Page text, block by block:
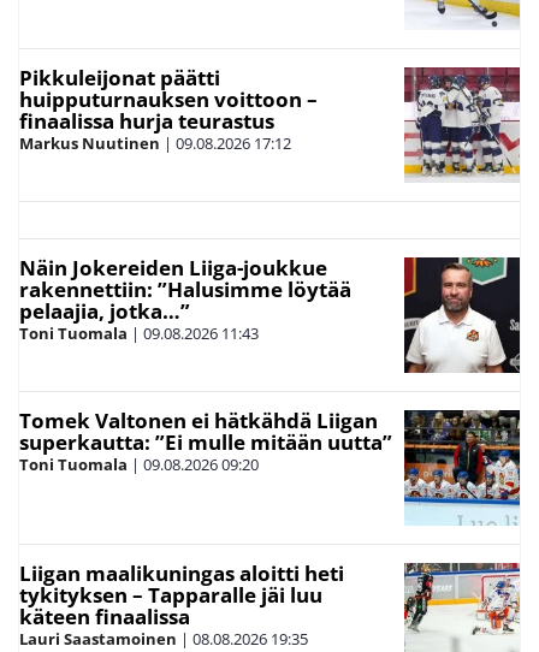
Pikkuleijonat päätti
huipputurnauksen voittoon –
finaalissa hurja teurastus
Markus Nuutinen | 09.08.2026 17:12
Näin Jokereiden Liiga-joukkue
rakennettiin: ”Halusimme löytää
pelaajia, jotka…”
Toni Tuomala | 09.08.2026 11:43
Tomek Valtonen ei hätkähdä Liigan
superkautta: ”Ei mulle mitään uutta”
Toni Tuomala | 09.08.202609:20
Liigan maalikuningas aloitti heti
tykityksen – Tapparalle jäi luu
käteen finaalissa
Lauri Saastamoinen | 08.08.2026 19:35